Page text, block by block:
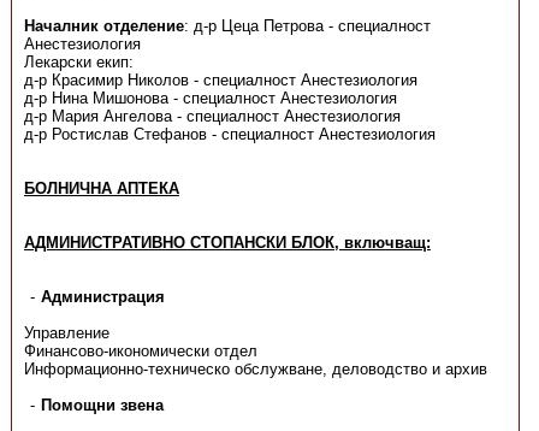
Началник отделение: д-р Цеца Петрова - специалност
Анестезиология
Лекарски екип:
д-р Красимир Николов - специалност Анестезиология
д-р Нина Мишонова - специалност Анестезиология
д-р Мария Ангелова - специалност Анестезиология
д-р Ростислав Стефанов - специалност Анестезиология
БОЛНИЧНА АПТЕКА
АДМИНИСТРАТИВНО СТОПАНСКИ БЛОК, включващ:
Администрация
Управление
Финансово-икономически отдел
Информационно-техническо обслужване, деловодство и архив
Помощни звена